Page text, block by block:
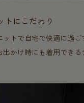
トにこだわり
ットで自宅で快適に過ご
かけ時にも着用できる